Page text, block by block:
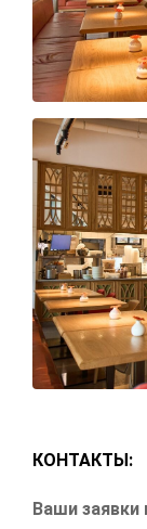
КОНТАКТЫ:
Ваши